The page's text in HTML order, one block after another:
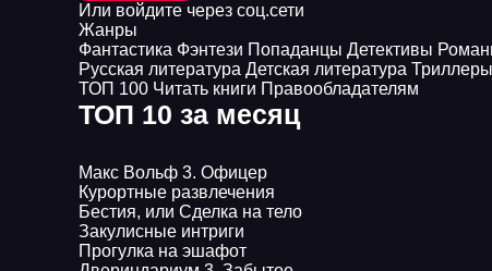
Или войдите через соц.сети
Жанры
Фантастика Фэнтези Попаданцы Детективы
Русская литература Детская литература Триллеры
ТОП 100 Читать книги Правообладателям
ТОП 10 за месяц
Макс Вольф 3. Офицер
Курортные развлечения
Бестия, или Сделка на тело
Закулисные интриги
Прогулка на эшафот